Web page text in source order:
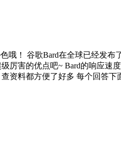
！ 谷歌Bard在全球已经发布
害的优点吧~ Bard的响应速
料都方便了好多 每个回答下